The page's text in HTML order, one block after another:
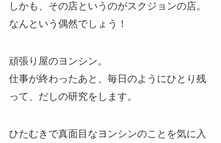
しかも、その店というのがスクジョンの店。
なんという偶然でしょう！
頑張り屋のヨンシン。
仕事が終わったあと、毎日のようにひとり残
って、だしの研究をします。
ひたむきで真面目なヨンシンのことを気に入